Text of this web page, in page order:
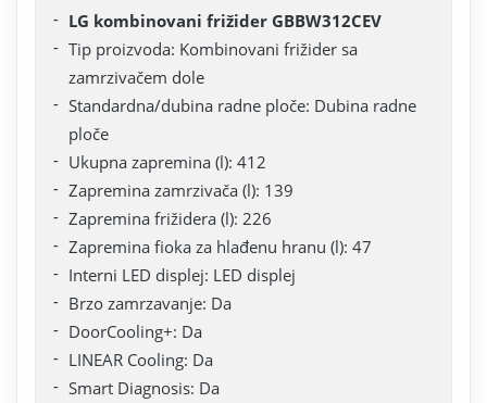
LG kombinovani frižider GBBW312CEV
Tip proizvoda: Kombinovani frižider sa
zamrzivačem dole
Standardna/dubina radne ploče: Dubina radne
ploče
Ukupna zapremina (l): 412
Zapremina zamrzivača (l): 139
Zapremina frižidera (l): 226
Zapremina fioka za hlađenu hranu (l): 47
Interni LED displej: LED displej
Brzo zamrzavanje: Da
DoorCooling+: Da
LINEAR Cooling: Da
Smart Diagnosis: Da